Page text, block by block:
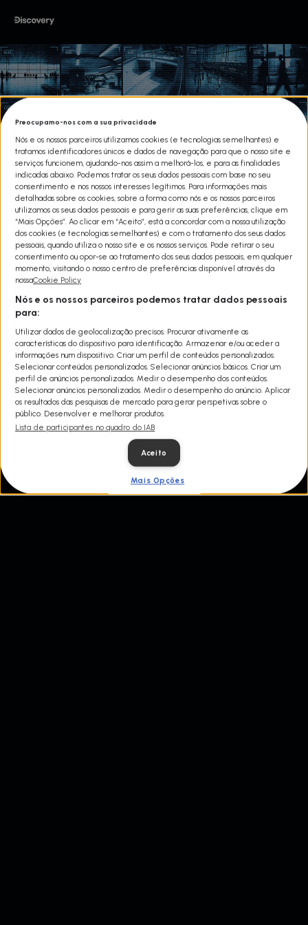
CRIMES EM TEMPO REAL T1
A polícia e as comunidades têm uma nova arma na luta contra o
usam câmaras de vigilância, sistemas de localização e detetores
de tiros para resolver crimes e levar criminosos à justiça. Estas são
as suas histórias.
Preocupamo-nos com a sua privacidade
Nós e os nossos parceiros utilizamos cookies (e tecnologias semelhantes) e
tratamos identificadores únicos e dados de navegação para que o nosso site e
serviços funcionem, ajudando-nos assim a melhorá-los, e para as finalidades
indicadas abaixo. Podemos tratar os seus dados pessoais com base no seu
consentimento e nos nossos interesses legítimos. Para informações mais
detalhadas sobre os cookies, sobre a forma como nós e os nossos parceiros
utilizamos os seus dados pessoais e para gerir as suas preferências, clique em
“Mais Opções”. Ao clicar em “Aceito”, está a concordar com a nossa utilização
dos cookies (e tecnologias semelhantes) e com o tratamento dos seus dados
pessoais, quando utiliza o nosso site e os nossos serviços. Pode retirar o seu
consentimento ou opor-se ao tratamento dos seus dados pessoais, em qualquer
momento, visitando o nosso centro de preferências disponível através da
nossaCookie Policy
Nós e os nossos parceiros podemos tratar dados pessoais
para:
Utilizar dados de geolocalização precisos. Procurar ativamente as
características do dispositivo para identificação. Armazenar e/ou aceder a
informações num dispositivo. Criar um perfil de conteúdos personalizados.
Selecionar conteúdos personalizados. Selecionar anúncios básicos. Criar um
perfil de anúncios personalizados. Medir o desempenho dos conteúdos.
Selecionar anúncios personalizados. Medir o desempenho do anúncio. Aplicar
os resultados das pesquisas de mercado para gerar perspetivas sobre o
público. Desenvolver e melhorar produtos.
Lista de participantes no quadro do IAB
Aceito
Mais Opções